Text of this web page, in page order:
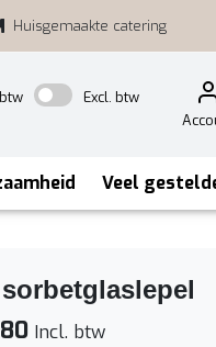
Huisgemaakte catering
Excl. btw
Veel
Incl. btw